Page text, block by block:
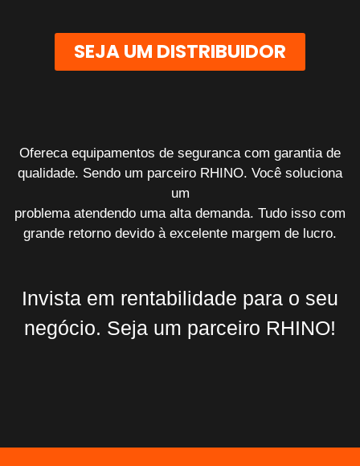
SEJA UM DISTRIBUIDOR
Ofereca equipamentos de seguranca com garantia de
qualidade. Sendo um parceiro RHINO. Você soluciona
um
problema atendendo uma alta demanda. Tudo isso com
grande retorno devido à excelente margem de lucro.
Invista em rentabilidade para o seu
negócio. Seja um parceiro RHINO!